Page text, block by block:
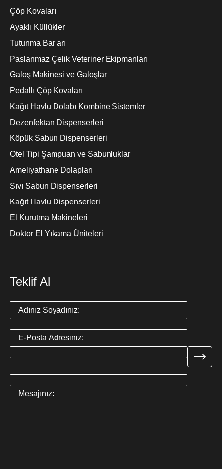
Çöp Kovaları
Ayaklı Küllükler
Tutunma Barları
Paslanmaz Çelik Veteriner Ekipmanları
Galoş Makinesi ve Galoşlar
Pedallı Çöp Kovaları
Kağıt Havlu Dolabı Kombine Sistemler
Dezenfektan Dispenserleri
Köpük Sabun Dispenserleri
Otel Tipi Şampuan ve Sabunluklar
Ameliyathane Dolapları
Sıvı Sabun Dispenserleri
Kağıt Havlu Dispenserleri
El Kurutma Makineleri
Doktor El Yıkama Üniteleri
Teklif Al